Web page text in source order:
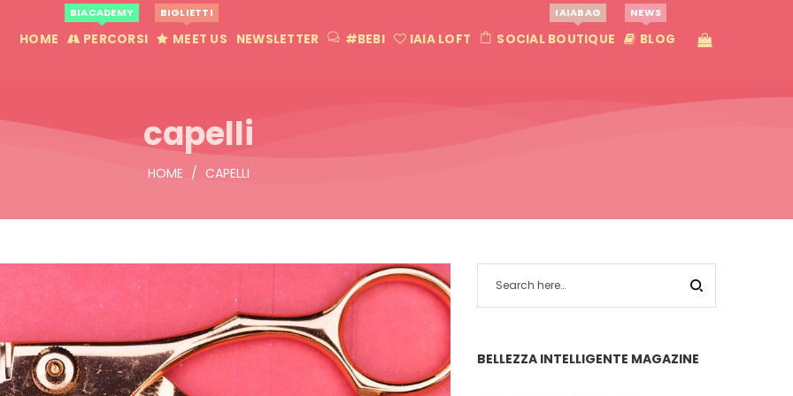
HOME PERCORSI
BIACADEMY
MEET US
BIGLIETTI
NEWSLETTER #BEBI IAIA LOFT SOCIAL BOUTIQUE
IAIABAG
BLOG
NEWS
capelli
HOME / CAPELLI
BELLEZZA INTELLIGENTE MAGAZINE